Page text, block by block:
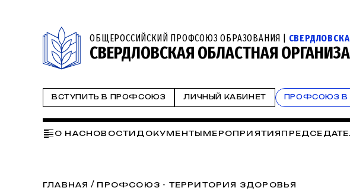
ОБЩЕРОССИЙСКИЙ ПРОФСОЮЗ ОБРАЗОВАНИЯ |
СВЕРДЛОВСКАЯ ОБЛАСТНАЯ
ВСТУПИТЬ В ПРОФСОЮЗ ЛИЧНЫЙ КАБИНЕТ ПРОФСОЮЗ В
О НАСНОВОСТИ ДОКУМЕНТЫ МЕРОПРИЯТИЯ
ТВОРИМ ИСТОРИЮ ВМЕСТЕСМИ О НАСОБРАЗОВАТЕЛЬНЫЙ
ГЛАВНАЯ / ПРОФСОЮЗ - ТЕРРИТОРИЯ ЗДОРОВЬЯ